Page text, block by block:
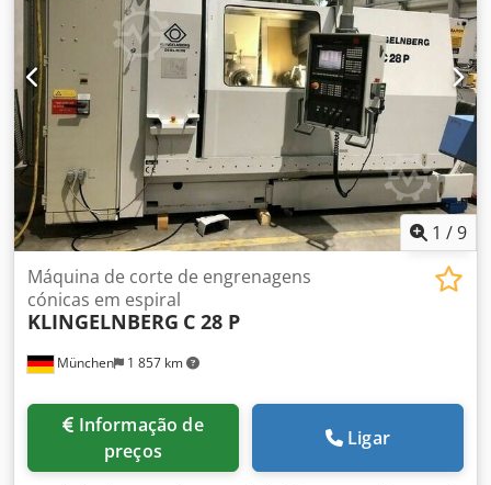
conjunto de ferramentas) Diâmetro da rebolo: aprox. 150-
300 mm Velocidade do rebolo: até cerca de 2.700 rpm
Distância entre pontas (fuso da peça): faixa típica 400-800
mm Csdpfx Ansxtiuno Esha Ângulo de inclinação/giro: ex.
cabeça da rebolo ajustável 0-15° Peso e espaço necessário:
ex. cerca de 4,2–4,9 t de peso; espaço cerca de 3 × 2,6 × 2,3
m Dados elétricos: tensão de operação ex. 380 V trifásico,
comando 24 V, tensão auxiliar 220 V
1 /9
München 1 857 km
Máquina de corte de engrenagens
cónicas em espiral
KLINGELNBERG C 28 P
preços
Ligar